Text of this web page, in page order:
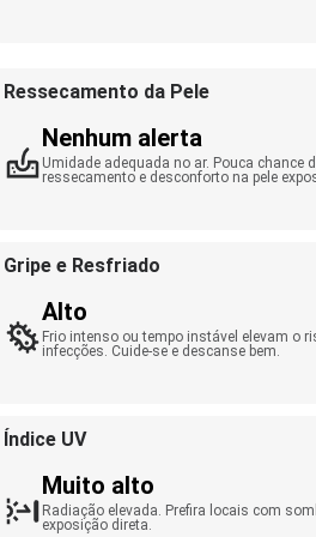
Ressecamento da Pele
Nenhum alerta
Umidade adequada no ar. Pouca chance
ressecamento e desconforto na pele
Gripe e Resfriado
Alto
Frio intenso ou tempo instável elevam o
infecções. Cuide-se e descanse bem.
Índice UV
Muito alto
Radiação elevada. Prefira locais com
exposição direta.